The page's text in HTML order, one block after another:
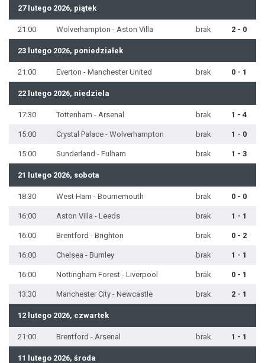
27 lutego 2026, piątek
21:00 Wolverhampton - Aston Villa brak 2 - 0
23 lutego 2026, poniedziałek
21:00 Everton - Manchester United brak 0 - 1
22 lutego 2026, niedziela
17:30 Tottenham - Arsenal brak 1 - 4
15:00 Crystal Palace - Wolverhampton brak 1 - 0
15:00 Sunderland - Fulham brak 1 - 3
21 lutego 2026, sobota
18:30 West Ham - Bournemouth brak 0 - 0
16:00 Aston Villa - Leeds brak 1 - 1
16:00 Brentford - Brighton brak 0 - 2
16:00 Chelsea - Burnley brak 1 - 1
16:00 Nottingham Forest - Liverpool brak 0 - 1
13:30 Manchester City - Newcastle brak 2 - 1
12 lutego 2026, czwartek
21:00 Brentford - Arsenal brak 1 - 1
11 lutego 2026, środa